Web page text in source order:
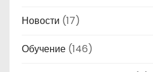
Новости (17)
Обучение (146)